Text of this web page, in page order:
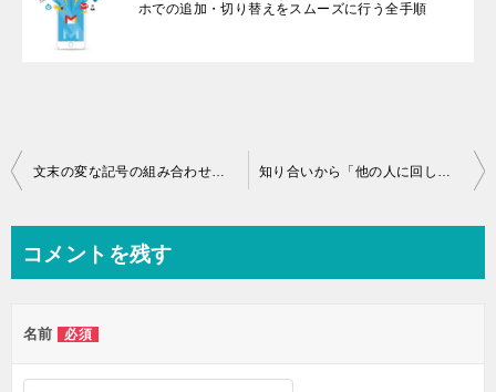
ホでの追加・切り替えをスムーズに行う全手順
投稿ナビゲーション 文末の変な記号の組み合わせは？顔文字です。 知り合いから「他の人に回してください」というメールが来ました！
コメントを残す
名前 必須